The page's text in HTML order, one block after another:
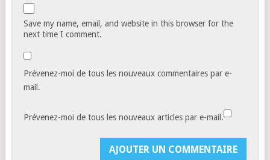
Save my name, email, and website in this browser for the
next time I comment.
Prévenez-moi de tous les nouveaux commentaires par e-
mail.
Prévenez-moi de tous les nouveaux articles par e-mail.